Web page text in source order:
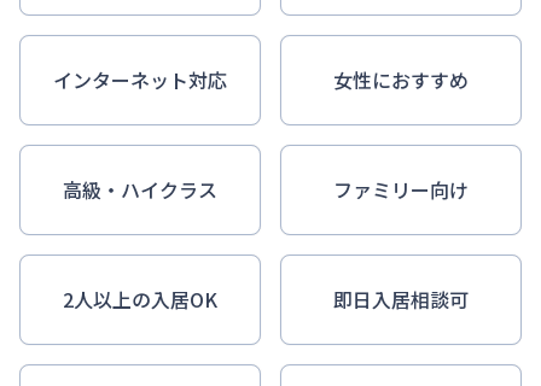
インターネット対応 女性におすすめ
高級・ハイクラス ファミリー向け
2人以上の入居OK 即日入居相談可